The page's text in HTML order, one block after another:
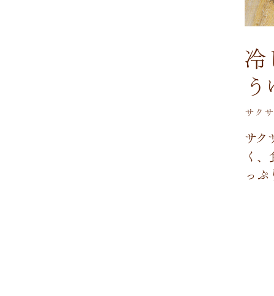
冷
サク
サク
く 、
っぷ